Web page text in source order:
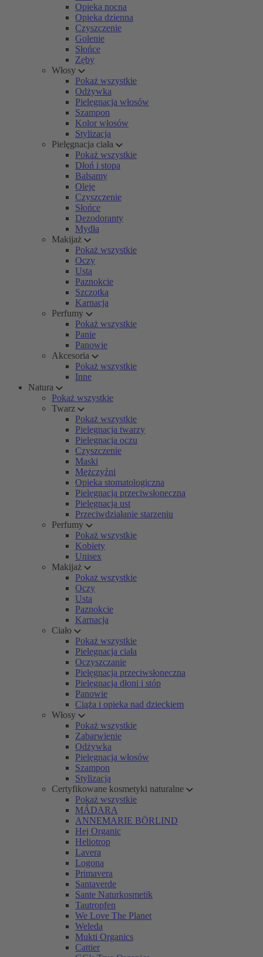
Opieka nocna
Opieka dzienna
Czyszczenie
Golenie
Słońce
Zęby
Włosy
Pokaż wszystkie
Odżywka
Pielęgnacja włosów
Szampon
Kolor włosów
Stylizacja
Pielęgnacja ciała
Pokaż wszystkie
Dłoń i stopa
Balsamy
Oleje
Czyszczenie
Słońce
Dezodoranty
Mydła
Makijaż
Pokaż wszystkie
Oczy
Usta
Paznokcie
Szczotka
Karnacja
Perfumy
Pokaż wszystkie
Panie
Panowie
Akcesoria
Pokaż wszystkie
Inne
Natura
Pokaż wszystkie
Twarz
Pokaż wszystkie
Pielęgnacja twarzy
Pielęgnacja oczu
Czyszczenie
Maski
Mężczyźni
Opieka stomatologiczna
Pielęgnacja przeciwsłoneczna
Pielęgnacja ust
Przeciwdziałanie starzeniu
Perfumy
Pokaż wszystkie
Kobiety
Unisex
Makijaż
Pokaż wszystkie
Oczy
Usta
Paznokcie
Karnacja
Ciało
Pokaż wszystkie
Pielęgnacja ciała
Oczyszczanie
Pielęgnacja przeciwsłoneczna
Pielęgnacja dłoni i stóp
Panowie
Ciąża i opieka nad dzieckiem
Włosy
Pokaż wszystkie
Zabarwienie
Odżywka
Pielęgnacja włosów
Szampon
Stylizacja
Certyfikowane kosmetyki naturalne
Pokaż wszystkie
MÁDARA
ANNEMARIE BÖRLIND
Hej Organic
Heliotrop
Lavera
Logona
Primavera
Santaverde
Sante Naturkosmetik
Tautropfen
We Love The Planet
Weleda
Mukti Organics
Cattier